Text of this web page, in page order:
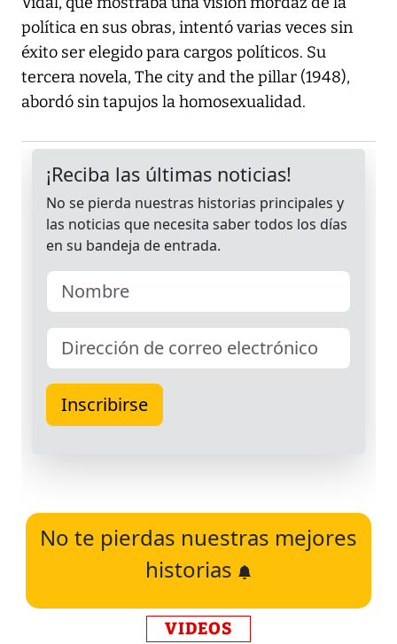
política en sus obras, intentó varias veces sin
éxito ser elegido para cargos políticos. Su
tercera novela, The city and the pillar (1948),
abordó sin tapujos la homosexualidad.
No te pierdas nuestras mejores
historias
VIDEOS